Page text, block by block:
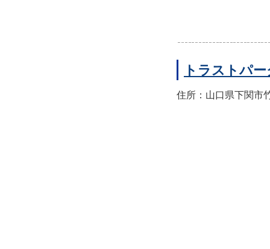
トラストパ
住所：山口県下関市